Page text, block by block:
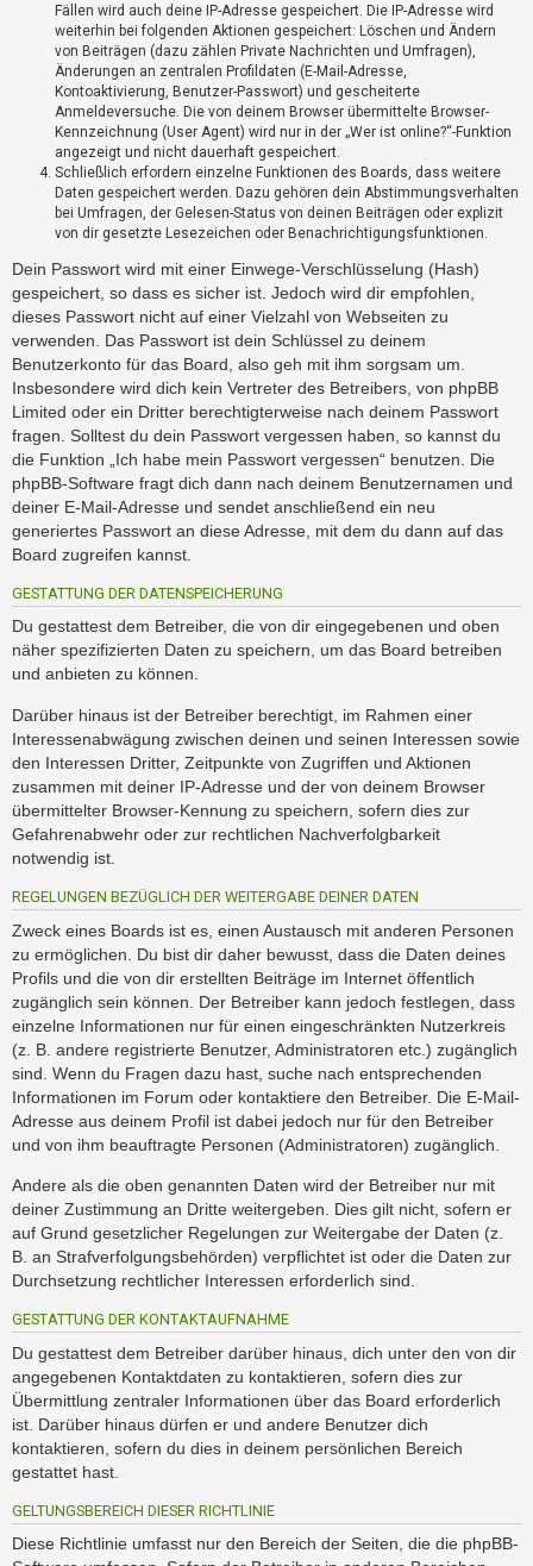
Q
Fällen wird auch deine IP-Adresse gespeichert. Die IP-Adresse wird
weiterhin bei folgenden Aktionen gespeichert: Löschen und Ändern
von Beiträgen (dazu zählen Private Nachrichten und Umfragen),
Änderungen an zentralen Profildaten (E-Mail-Adresse,
Kontoaktivierung, Benutzer-Passwort) und gescheiterte
Anmeldeversuche. Die von deinem Browser übermittelte Browser-
Kennzeichnung (User Agent) wird nur in der „Wer ist online?“-Funktion
angezeigt und nicht dauerhaft gespeichert.
Schließlich erfordern einzelne Funktionen des Boards, dass weitere
Daten gespeichert werden. Dazu gehören dein Abstimmungsverhalten
bei Umfragen, der Gelesen-Status von deinen Beiträgen oder explizit
von dir gesetzte Lesezeichen oder Benachrichtigungsfunktionen.
Dein Passwort wird mit einer Einwege-Verschlüsselung (Hash)
gespeichert, so dass es sicher ist. Jedoch wird dir empfohlen,
dieses Passwort nicht auf einer Vielzahl von Webseiten zu
verwenden. Das Passwort ist dein Schlüssel zu deinem
Benutzerkonto für das Board, also geh mit ihm sorgsam um.
Insbesondere wird dich kein Vertreter des Betreibers, von phpBB
Limited oder ein Dritter berechtigterweise nach deinem Passwort
fragen. Solltest du dein Passwort vergessen haben, so kannst du
die Funktion „Ich habe mein Passwort vergessen“ benutzen. Die
phpBB-Software fragt dich dann nach deinem Benutzernamen und
deiner E-Mail-Adresse und sendet anschließend ein neu
generiertes Passwort an diese Adresse, mit dem du dann auf das
Board zugreifen kannst.
GESTATTUNG DER DATENSPEICHERUNG
Du gestattest dem Betreiber, die von dir eingegebenen und oben
näher spezifizierten Daten zu speichern, um das Board betreiben
und anbieten zu können.
Darüber hinaus ist der Betreiber berechtigt, im Rahmen einer
Interessenabwägung zwischen deinen und seinen Interessen sowie
den Interessen Dritter, Zeitpunkte von Zugriffen und Aktionen
zusammen mit deiner IP-Adresse und der von deinem Browser
übermittelter Browser-Kennung zu speichern, sofern dies zur
Gefahrenabwehr oder zur rechtlichen Nachverfolgbarkeit
notwendig ist.
REGELUNGEN BEZÜGLICH DER WEITERGABE DEINER DATEN
Zweck eines Boards ist es, einen Austausch mit anderen Personen
zu ermöglichen. Du bist dir daher bewusst, dass die Daten deines
Profils und die von dir erstellten Beiträge im Internet öffentlich
zugänglich sein können. Der Betreiber kann jedoch festlegen, dass
einzelne Informationen nur für einen eingeschränkten Nutzerkreis
(z. B. andere registrierte Benutzer, Administratoren etc.) zugänglich
sind. Wenn du Fragen dazu hast, suche nach entsprechenden
Informationen im Forum oder kontaktiere den Betreiber. Die E-Mail-
Adresse aus deinem Profil ist dabei jedoch nur für den Betreiber
und von ihm beauftragte Personen (Administratoren) zugänglich.
Andere als die oben genannten Daten wird der Betreiber nur mit
deiner Zustimmung an Dritte weitergeben. Dies gilt nicht, sofern er
auf Grund gesetzlicher Regelungen zur Weitergabe der Daten (z.
B. an Strafverfolgungsbehörden) verpflichtet ist oder die Daten zur
Durchsetzung rechtlicher Interessen erforderlich sind.
GESTATTUNG DER KONTAKTAUFNAHME
Du gestattest dem Betreiber darüber hinaus, dich unter den von dir
angegebenen Kontaktdaten zu kontaktieren, sofern dies zur
Übermittlung zentraler Informationen über das Board erforderlich
ist. Darüber hinaus dürfen er und andere Benutzer dich
kontaktieren, sofern du dies in deinem persönlichen Bereich
gestattet hast.
GELTUNGSBEREICH DIESER RICHTLINIE
Diese Richtlinie umfasst nur den Bereich der Seiten, die die phpBB-